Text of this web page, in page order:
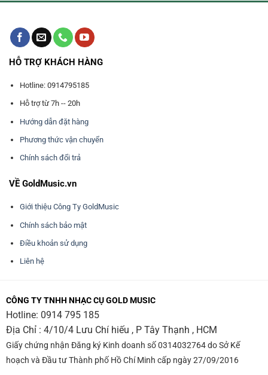
HỖ TRỢ KHÁCH HÀNG
Hotline: 0914795185
Hỗ trợ từ 7h -- 20h
Hướng dẫn đặt hàng
Phương thức vận chuyển
Chính sách đổi trả
VỀ GoldMusic.vn
Giới thiệu Công Ty GoldMusic
Chính sách bảo mật
Điều khoản sử dụng
Liên hệ
CÔNG TY TNHH NHẠC CỤ GOLD MUSIC
Hotline: 0914 795 185
Địa Chỉ : 4/10/4 Lưu Chí hiếu , P Tây Thạnh , HCM
Giấy chứng nhận Đăng ký Kinh doanh số 0314032764 do Sở Kế
hoạch và Đầu tư Thành phố Hồ Chí Minh cấp ngày 27/09/2016